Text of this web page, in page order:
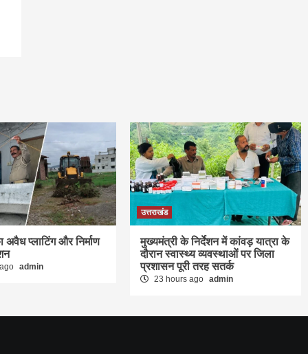
अवैध प्लाटिंग और निर्माण
admin
उत्तराखंड
मुख्यमंत्री के निर्देशन में कांवड़ यात्रा के
दौरान स्वास्थ्य व्यवस्थाओं पर जिला
प्रशासन पूरी तरह सतर्क
23 hours ago admin